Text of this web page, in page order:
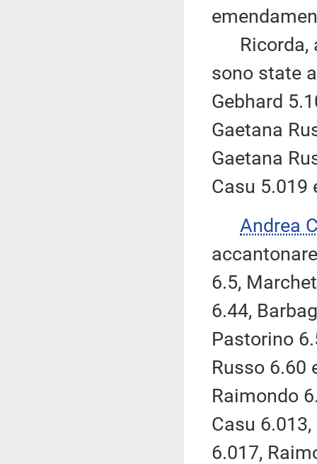
Ricorda,
sono state
Gebhard
Gaetana
Gaetana
Casu 5.019
Andrea
6.5,
6.44,
Pastorino
Russo 6.60
Raimondo
Casu
6.017,